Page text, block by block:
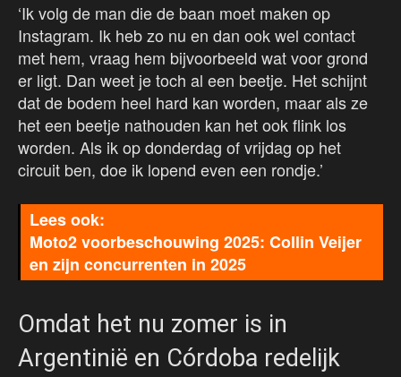
‘Ik volg de man die de baan moet maken op
Instagram. Ik heb zo nu en dan ook wel contact
met hem, vraag hem bijvoorbeeld wat voor grond
er ligt. Dan weet je toch al een beetje. Het schijnt
dat de bodem heel hard kan worden, maar als ze
het een beetje nathouden kan het ook flink los
worden. Als ik op donderdag of vrijdag op het
circuit ben, doe ik lopend even een rondje.’
Moto2 voorbeschouwing 2025: Collin Veijer
en zijn concurrenten in 2025
Omdat het nu zomer is in
Argentinië en Córdoba redelijk